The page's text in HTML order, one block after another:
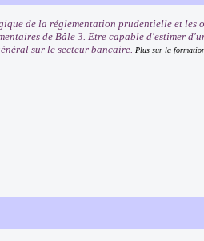
de la réglementation prudentielle et les
de Bâle 3. Etre capable d'estimer
sur le secteur bancaire. Plus sur la